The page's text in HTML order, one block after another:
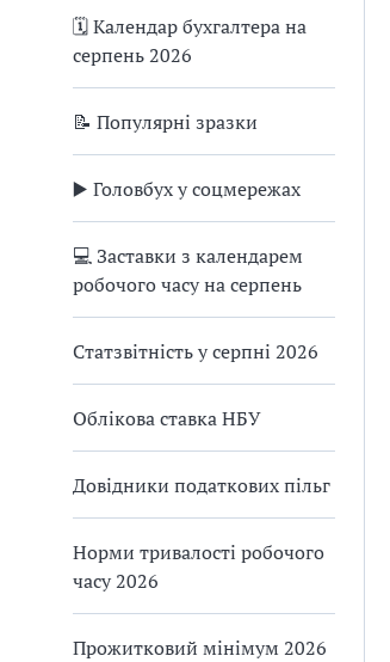
🗓️ Календар бухгалтера на
серпень 2026
📝 Популярні зразки
▶️ Головбух у соцмережах
💻 Заставки з календарем
робочого часу на серпень
Статзвітність у серпні 2026
Облікова ставка НБУ
Довідники податкових пільг
Норми тривалості робочого
часу 2026
Прожитковий мінімум 2026